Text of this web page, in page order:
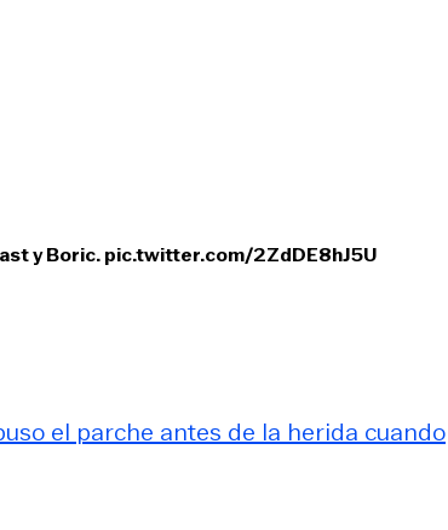
y Boric.pic.twitter.com/2ZdDE8hJ5U
el parche antes de la herida cuando